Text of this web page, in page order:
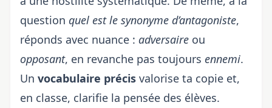
question quel est le synonyme d’antagoniste,
réponds avec nuance : adversaire ou
opposant, en revanche pas toujours ennemi.
Un vocabulaire précis valorise ta copie et,
en classe, clarifie la pensée des élèves.